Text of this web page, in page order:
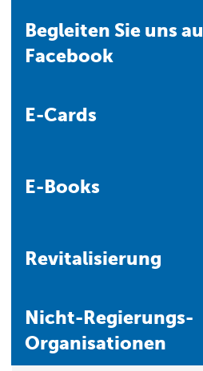
Begleiten Sie uns auf
Facebook
E-Cards
E-Books
Revitalisierung
Nicht-Regierungs-
Organisationen